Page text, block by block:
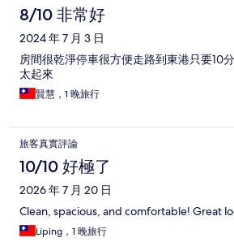
8/10 非常好
2024 年 7 月 3 日
房間很乾淨停車很方便走路到東港只要10
太起來
賢慧，1 晚旅行
旅客真實評論
10/10 好極了
2026 年 7 月 20 日
Clean, spacious, and comfortable! Great
Liping，1 晚旅行